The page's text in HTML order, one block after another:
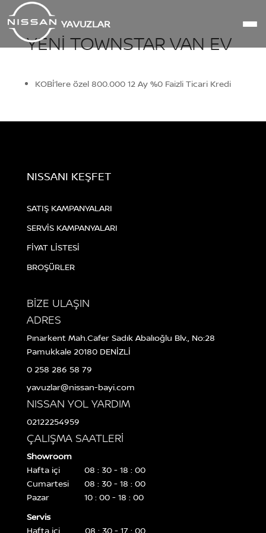
YAVUZLAR
YENI TOWNSTAR VAN EV
KOBİ’lere özel 800.000 12 Ay %0 Faizli Ticari Kredi
NISSANI KEŞFET
SATIŞ KAMPANYALARI
SERVİS KAMPANYALARI
FİYAT LİSTESİ
BROŞÜRLER
BİZE ULAŞIN
ADRES
Pınarkent Mah.Cafer Sadık Abalıoğlu Blv., No:28
Pamukkale 20180 DENİZLİ
0 258 286 58 79
yavuzlar@nissan-bayi.com
NISSAN YOL YARDIM
02122254959
ÇALIŞMA SAATLERİ
Showroom
Hafta içi
08 : 30 - 18 : 00
Cumartesi
08 : 30 - 18 : 00
Pazar
10 : 00 - 18 : 00
Servis
Hafta içi
08 : 30 - 17 : 00